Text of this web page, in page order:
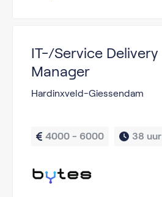
IT-/Service Delivery
Manager
Hardinxveld-Giessendam
4000 - 6000 38 uur